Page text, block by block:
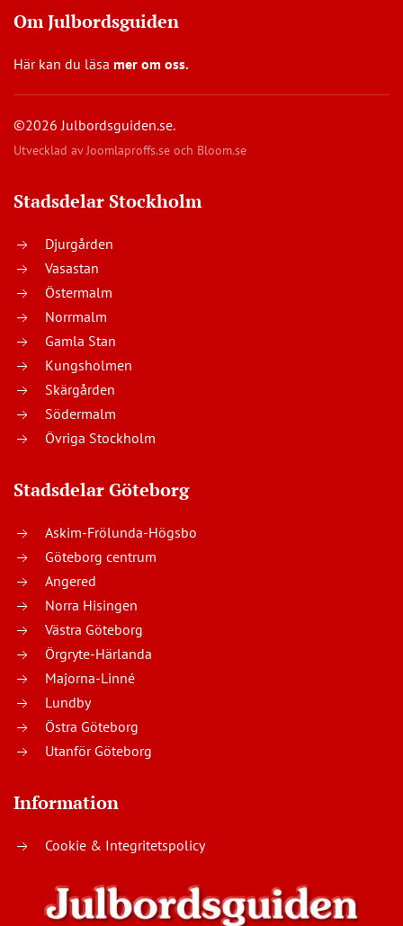
Om Julbordsguiden
Här kan du läsa mer om oss.
©2026 Julbordsguiden.se.
Utvecklad avJoomlaproffs.se och Bloom.se
Stadsdelar Stockholm
Djurgården
Vasastan
Östermalm
Norrmalm
Gamla Stan
Kungsholmen
Skärgården
Södermalm
Övriga Stockholm
Stadsdelar Göteborg
Askim-Frölunda-Högsbo
Göteborg centrum
Angered
Norra Hisingen
Västra Göteborg
Örgryte-Härlanda
Majorna-Linné
Lundby
Östra Göteborg
Utanför Göteborg
Information
Cookie & Integritetspolicy